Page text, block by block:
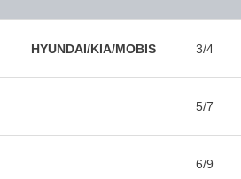
HYUNDAI/KIA/MOBIS 3/4
5/7
6/9